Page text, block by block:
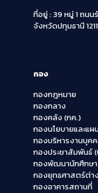
ที่อยู่ : 39 หมู่ 1 ถน
จังหวัดปทุมธานี
กอง
กองกฎหมาย
กองกลาง
กองคลัง (กค.)
กองนโยบายและแ
กองบริหารงานบุค
กองประชาสัมพันธ์
กองพัฒนานักศึกษ
กองยุทธศาสตร์ต่า
กองอาคารสถานที่